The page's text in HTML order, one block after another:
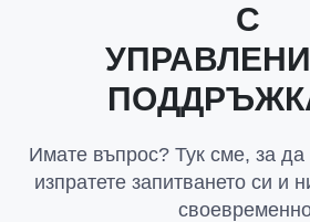
С
Имате въпрос? Тук сме, за
изпратете запитването си и